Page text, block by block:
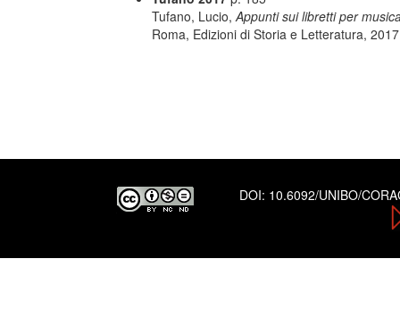
Tufano, Lucio,Appunti sui libretti per
Roma, Edizioni di Storia e Letteratura,
DOI: 10.6092/UNIBO/